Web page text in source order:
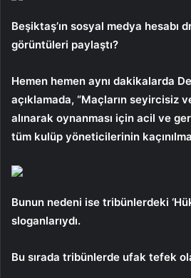
Beşiktaş’ın sosyal medya hesabı
görüntüleri paylaştı?
Hemen hemen aynı dakikalarda
açıklamada, “Maçların seyircisiz
alınarak oynanması için acil ve
tüm kulüp yöneticilerinin
Bunun nedeni ise tribünlerdeki
sloganlarıydı.
Bu sırada tribünlerde ufak tefek